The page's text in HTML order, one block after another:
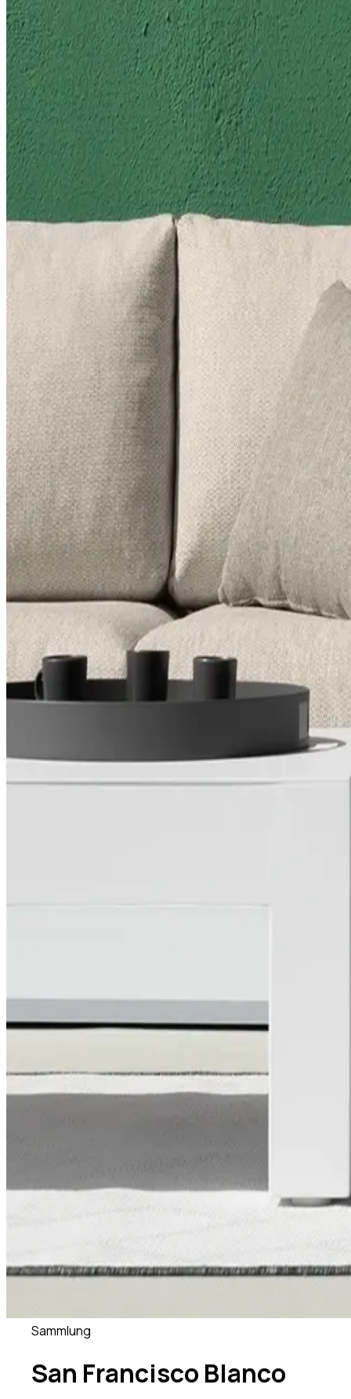
Sammlung
San Francisco Blanco